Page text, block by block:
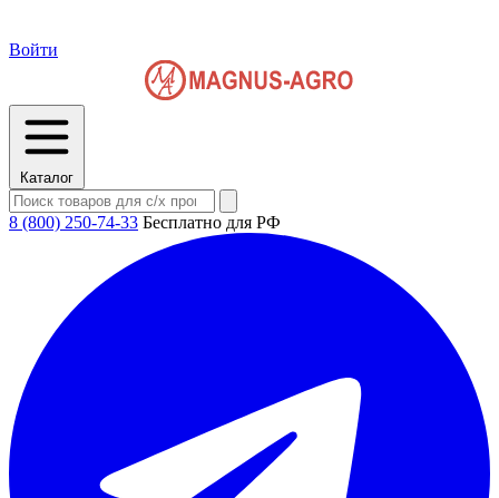
Войти
Каталог
8 (800) 250-74-33 Бесплатно для РФ